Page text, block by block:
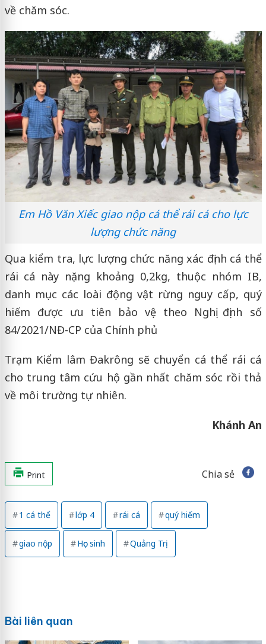
về chăm sóc.
Em Hồ Văn Xiếc giao nộp cá thể rái cá cho lực
lượng chức năng
Qua kiểm tra, lực lượng chức năng xác định cá thể
rái cá này nặng khoảng 0,2kg, thuộc nhóm IB,
danh mục các loài động vật rừng nguy cấp, quý
hiếm được ưu tiên bảo vệ theo Nghị định số
84/2021/NĐ-CP của Chính phủ
Trạm Kiểm lâm Đakrông sẽ chuyển cá thể rái cá
cho trung tâm cứu hộ gần nhất chăm sóc rồi thả
về môi trường tự nhiên.
Khánh An
Print Chia sẻ
1 cá thể lớp 4 rái cá quý hiếm
giao nộp Học sinh Quảng Trị
Bài liên quan